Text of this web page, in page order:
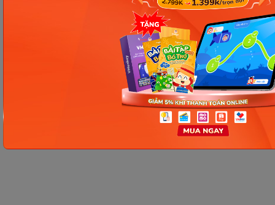
Thông tin trong bài viết được tổng hợp nhằm
mục đích tham khảo và có thể thay đổi mà
không cần báo trước. Quý khách vui lòng
kiểm tra lại qua các kênh chính thức hoặc liên
hệ trực tiếp với đơn vị liên quan để nắm bắt